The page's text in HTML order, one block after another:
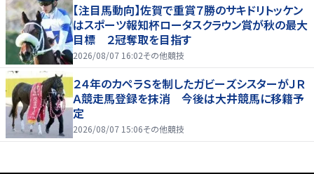
【注目馬動向】佐賀で重賞７勝のサキドリトッケン
はスポーツ報知杯ロータスクラウン賞が秋の最大
目標 ２冠奪取を目指す
2026/08/07 16:02その他競技
２４年のカペラＳを制したガビーズシスターがＪＲ
Ａ競走馬登録を抹消 今後は大井競馬に移籍予
定
2026/08/07 15:06その他競技